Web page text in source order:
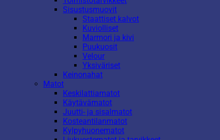
Sisustusmuovit
Staattiset kalvot
Kuviolliset
Marmori ja kivi
Puukuosit
Velour
Yksiväriset
Keinonahat
Matot
Keskilattiamatot
Käytävämatot
Juutti- ja sisalmatot
Kosteantilanmatot
Kylpyhuonematot